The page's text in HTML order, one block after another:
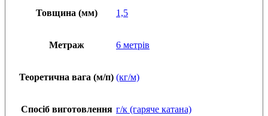
Товщина (мм) 1,5
Метраж 6 метрів
Теоретична вага (м/п) (кг/м)
Спосіб виготовлення г/к (гаряче катана)